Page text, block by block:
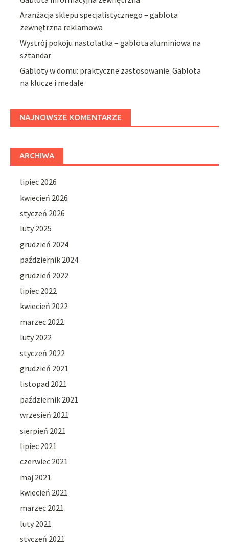
Aranżacja sklepu specjalistycznego – gablota
zewnętrzna reklamowa
Wystrój pokoju nastolatka – gablota aluminiowa na
sztandar
Gabloty w domu: praktyczne zastosowanie. Gablota
na klucze i medale
NAJNOWSZE KOMENTARZE
ARCHIWA
lipiec 2026
kwiecień 2026
styczeń 2026
luty 2025
grudzień 2024
październik 2024
grudzień 2022
lipiec 2022
kwiecień 2022
marzec 2022
luty 2022
styczeń 2022
grudzień 2021
listopad 2021
październik 2021
wrzesień 2021
sierpień 2021
lipiec 2021
czerwiec 2021
maj 2021
kwiecień 2021
marzec 2021
luty 2021
styczeń 2021